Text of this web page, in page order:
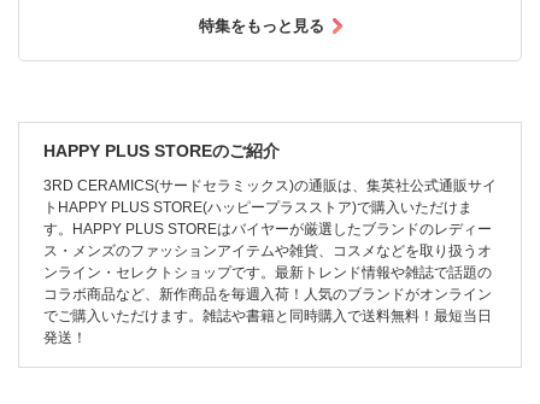
特集をもっと見る
HAPPY PLUS STOREのご紹介
3RD CERAMICS(サードセラミックス)の通販は、集英社公式通販サイ
トHAPPY PLUS STORE(ハッピープラスストア)で購入いただけま
す。HAPPY PLUS STOREはバイヤーが厳選したブランドのレディー
ス・メンズのファッションアイテムや雑貨、コスメなどを取り扱うオ
ンライン・セレクトショップです。最新トレンド情報や雑誌で話題の
コラボ商品など、新作商品を毎週入荷！人気のブランドがオンライン
でご購入いただけます。雑誌や書籍と同時購入で送料無料！最短当日
発送！